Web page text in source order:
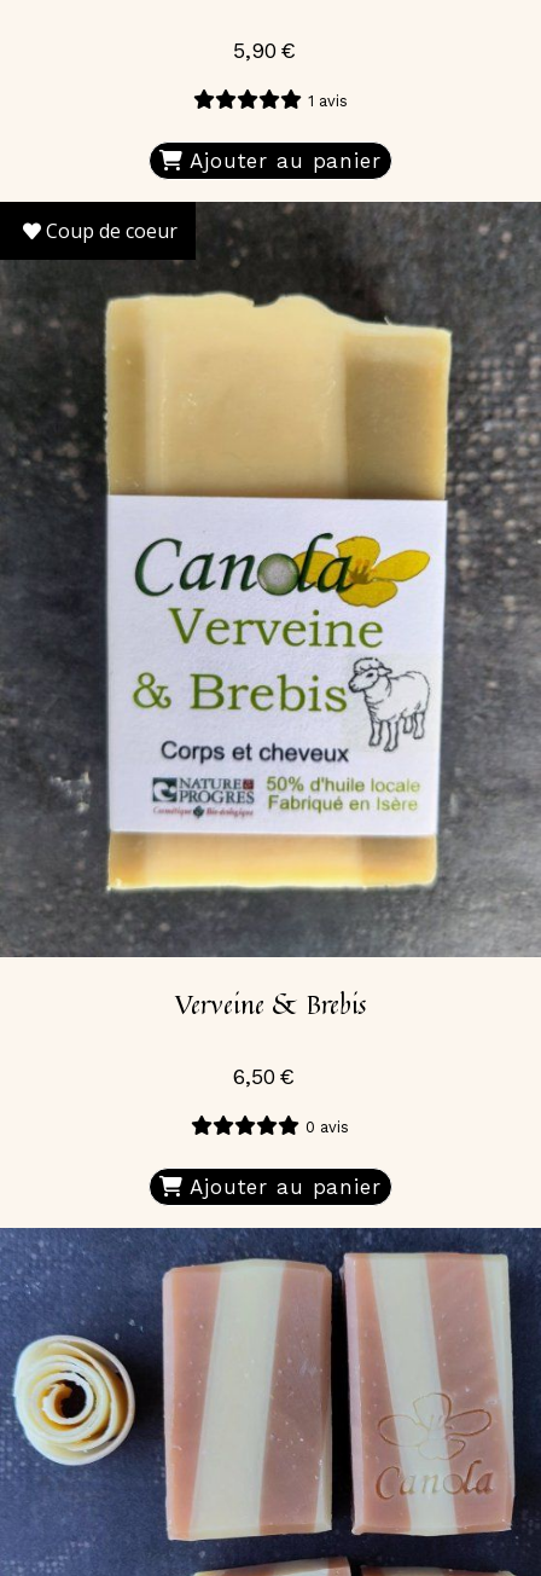
5,90€
1 avis
Ajouter au panier
Coup de coeur
Verveine & Brebis
6,50€
0 avis
Ajouter au panier